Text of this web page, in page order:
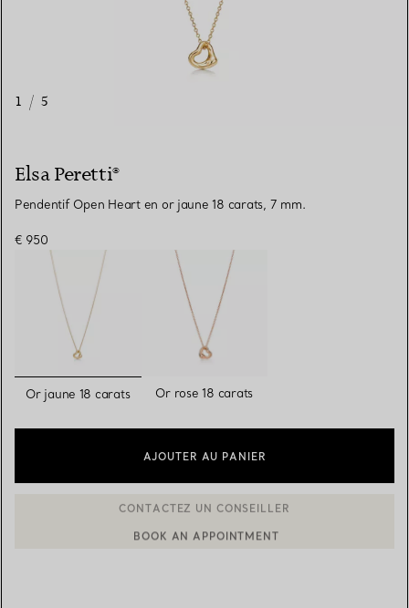
1 / 5
Elsa Peretti®
Pendentif Open Heart en or jaune 18 carats, 7 mm.
€ 950
sélectionnés
Or jaune 18 carats Or rose 18 carats
AJOUTER AU PANIER